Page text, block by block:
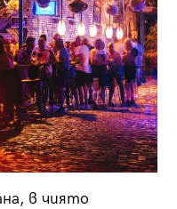
в чиято